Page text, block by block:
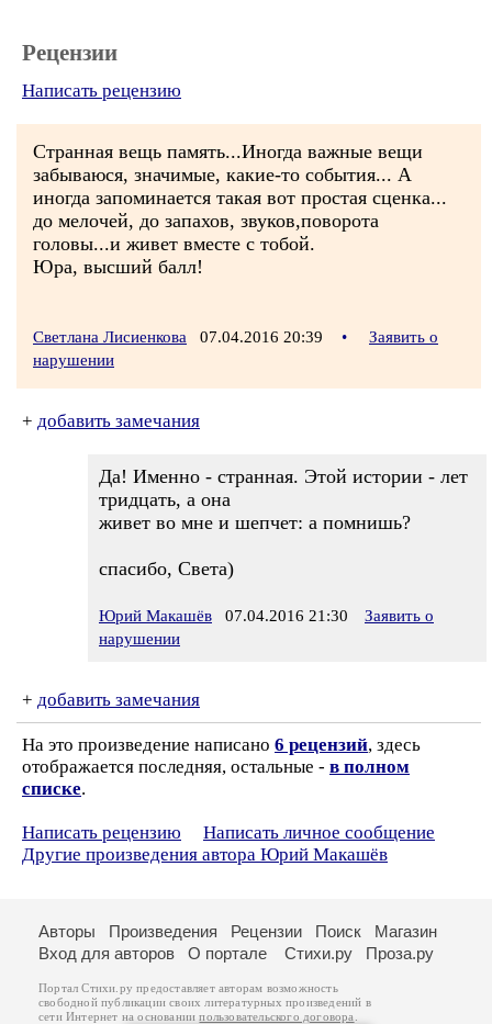
Рецензии
Написать рецензию
Странная вещь память...Иногда важные вещи
забываюся, значимые, какие-то события... А
иногда запоминается такая вот простая сценка...
до мелочей, до запахов, звуков,поворота
головы...и живет вместе с тобой.
Юра, высший балл!
Светлана Лисиенкова 07.04.2016 20:39 •
Заявить о
нарушении
+ добавить замечания
Да! Именно - странная. Этой истории - лет
тридцать, а она
живет во мне и шепчет: а помнишь?
спасибо, Света)
Юрий Макашёв 07.04.2016 21:30
Заявить о
нарушении
+ добавить замечания
На это произведение написано 6 рецензий, здесь
отображается последняя, остальные - в полном
списке.
Написать рецензию
Написать личное сообщение
Другие произведения автора Юрий Макашёв
Авторы Произведения Рецензии Поиск
Магазин
Вход для авторов
О портале Стихи.ру Проза.ру
Портал Стихи.ру предоставляет авторам возможность
свободной публикации своих литературных произведений в
сети Интернет на основаниипользовательского договора